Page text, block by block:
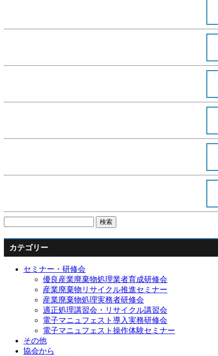
カテゴリー
セミナー・研修会
優良産業廃棄物処理業者育成研修会
産業廃棄物リサイクル推進セミナー
産業廃棄物処理実務者研修会
適正処理講習会・リサイクル講習会
電子マニュフェスト導入実務研修会
電子マニュフェスト操作体験セミナー
その他
協会から